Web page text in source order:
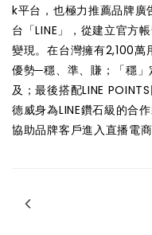
k平台，也極力推薦品牌
台「LINE」，從建立官方
變現。在台灣擁有2,100萬
優勢─穩、準、賺；「穩
及；最後搭配LINE
德威身為LINE鑽石級的合
協助品牌客戶進入直播電商